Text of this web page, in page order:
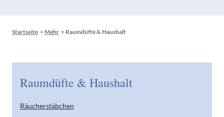
Startseite > Mehr > Raumdüfte & Haushalt
Raumdüfte & Haushalt
Räucherstäbchen